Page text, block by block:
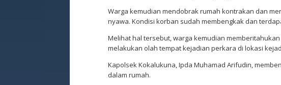
Warga kemudian mendobrak rumah kontrakan dan
nyawa. Kondisi korban sudah membengkak dan
Melihat hal tersebut, warga kemudian
melakukan olah tempat kejadian perkara di lokasi
Kapolsek Kokalukuna, Ipda Muhamad Arifudin,
dalam rumah.